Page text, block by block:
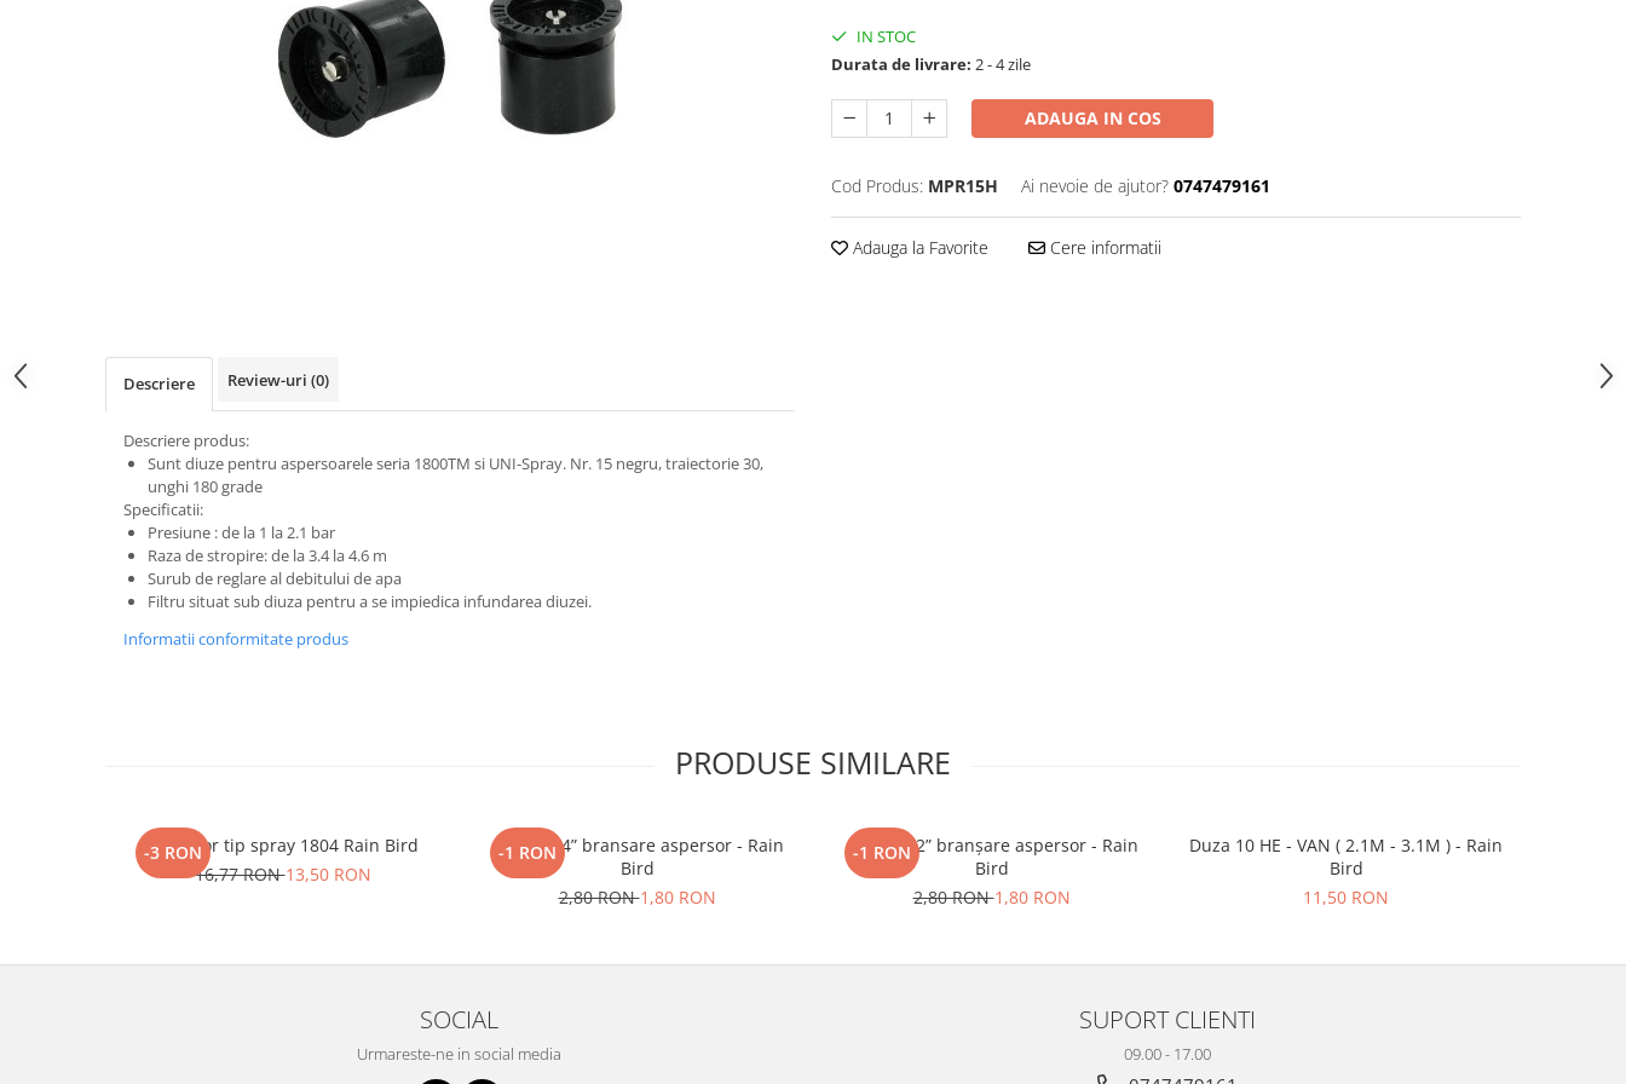
IN STOC
Durata de livrare: 2 - 4 zile
ADAUGA IN COS
Cod Produs: MPR15H Ai nevoie de ajutor? 0747479161
Adauga la Favorite Cere informatii
Descriere Review-uri (0)
Descriere produs:
Sunt diuze pentru aspersoarele seria 1800TM si UNI-Spray. Nr. 15 negru, traiectorie 30,
unghi 180 grade
Specificatii:
Presiune : de la 1 la 2.1 bar
Raza de stropire: de la 3.4 la 4.6 m
Surub de reglare al debitului de apa
Filtru situat sub diuza pentru a se impiedica infundarea diuzei.
Informatii conformitate produs
PRODUSE SIMILARE
-3 RON
Aspersor tip spray 1804 Rain Bird
16,77 RON13,50 RON
-1 RON
Cot FE 3/4” bransare aspersor - Rain
Bird
2,80 RON1,80 RON
-1 RON
Cot FE 1/2” branșare aspersor - Rain
Bird
2,80 RON1,80 RON
Duza 10 HE - VAN ( 2.1M - 3.1M ) - Rain
Bird
11,50 RON
SOCIAL
Urmareste-ne in social media
SUPORT CLIENTI
09.00 - 17.00